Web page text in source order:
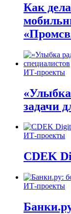
Как
ИТ-проекты
задачи
ИТ-проекты
CDEK
ИТ-проекты